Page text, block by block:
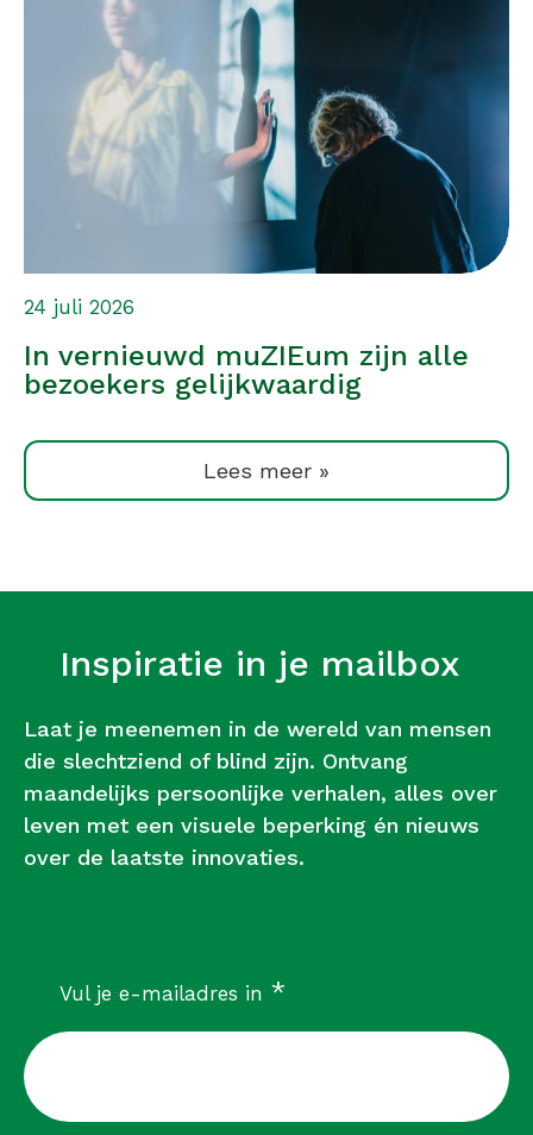
In vernieuwd muZIEum zijn alle
bezoekers gelijkwaardig
24 juli 2026
Lees meer »
Inspiratie in je mailbox
Laat je meenemen in de wereld van mensen
die slechtziend of blind zijn. Ontvang
maandelijks persoonlijke verhalen, alles over
leven met een visuele beperking én nieuws
over de laatste innovaties.
Vul je e-mailadres in *verplicht